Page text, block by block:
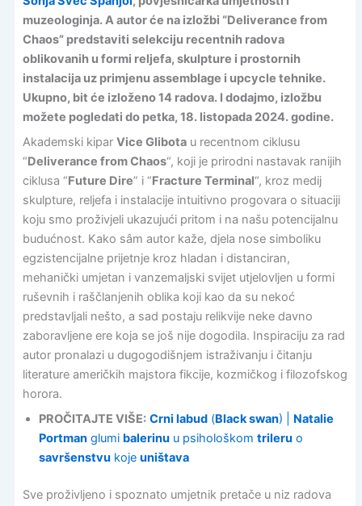
muzeologinja. A autor će na izložbi “Deliverance from
Chaos” predstaviti selekciju recentnih radova
oblikovanih u formi reljefa, skulpture i prostornih
instalacija uz primjenu assemblage i upcycle tehnike.
Ukupno, bit će izloženo 14 radova. I dodajmo, izložbu
možete pogledati do petka, 18. listopada 2024. godine.
Akademski kipar Vice Glibotau recentnom ciklusu
“Deliverance from Chaos“, koji je prirodni nastavak ranijih
ciklusa “Future Dire” i “Fracture Terminal“, kroz medij
skulpture, reljefa i instalacije intuitivno progovara o situaciji
koju smo proživjeli ukazujući pritom i na našu potencijalnu
budućnost. Kako sâm autor kaže, djela nose simboliku
egzistencijalne prijetnje kroz hladan i distanciran,
mehanički umjetan i vanzemaljski svijet utjelovljen u formi
ruševnih i raščlanjenih oblika koji kao da su nekoć
predstavljali nešto, a sad postaju relikvije neke davno
zaboravljene ere koja se još nije dogodila. Inspiraciju za rad
autor pronalazi u dugogodišnjem istraživanju i čitanju
literature američkih majstora fikcije, kozmičkog i filozofskog
horora.
PROČITAJTE VIŠE: Crni labud(Black swan) | Natalie
Portmanglumi balerinuu psihološkom trileruo
savršenstvukoje uništava
Sve proživljeno i spoznato umjetnik pretače u niz radova